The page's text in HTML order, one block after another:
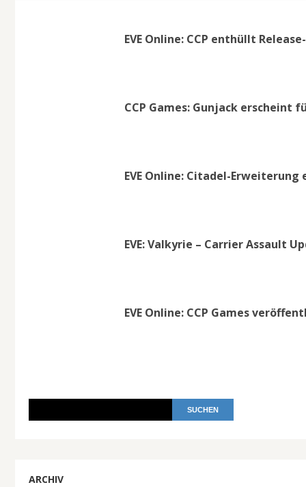
EVE Online: CCP enthüllt
CCP Games: Gunjack erscheint
EVE Online: Citadel-
EVE: Valkyrie – Carrier Assault
EVE Online: CCP Games
ARCHIV